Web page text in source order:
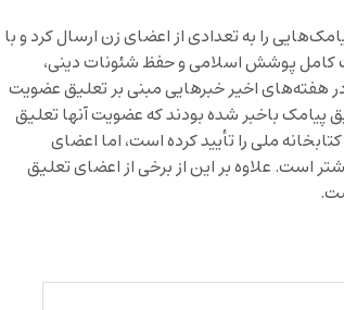
ملی ایران بعد از مراسم ۲۲ بهمن پیامک‌هایی را به تعدادی از اعضای زن ارسال کرد و با
کرد «رعایت کامل پوشش اسلامی و حفظ شئونات دینی،
هفته‌های اخیر خبرهایی مبنی بر تعلیق عضویت
پیامک باخبر شده بودند که عضویت آنها تعلیق
ملی را تأیید کرده است، اما اعضای
است. علاوه بر این از برخی از اعضای تعلیق